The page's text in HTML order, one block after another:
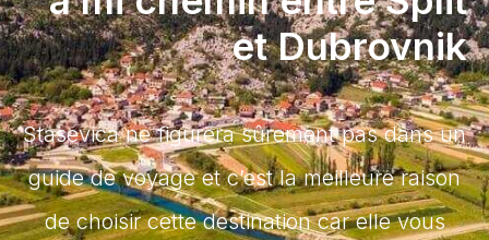
et Dubrovnik
Stasevica ne figurera sûrement pas dans un
guide de voyage et c’est la meilleure raison
de choisir cette destination car elle vous